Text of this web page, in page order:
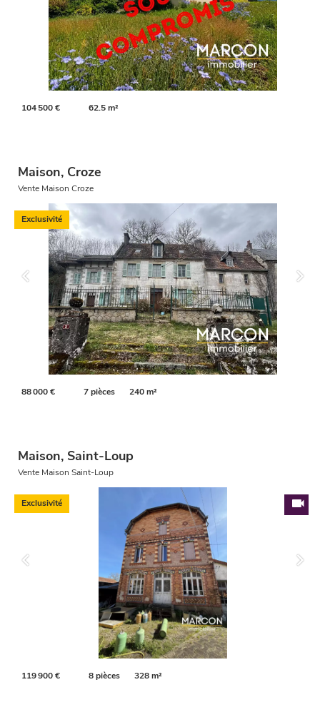
104 500 € 62.5 m²
Maison, Croze
Vente Maison Croze
88 000 € 7 pièces 240 m²
Exclusivité
Maison, Saint-Loup
Vente Maison Saint-Loup
119 900 € 8 pièces 328 m²
Exclusivité